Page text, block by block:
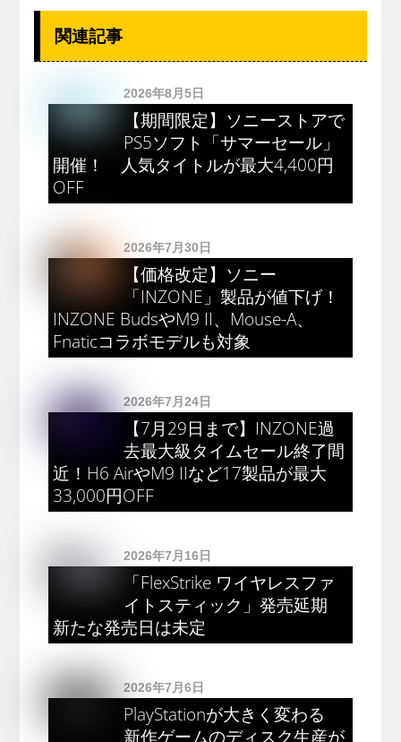
関連記事
2026年8月5日
【期間限定】ソニーストアで
PS5ソフト「サマーセール」
開催！ 人気タイトルが最大4,400円
OFF
2026年7月30日
【価格改定】ソニー
「INZONE」製品が値下げ！
INZONE BudsやM9 II、Mouse-A、
Fnaticコラボモデルも対象
2026年7月24日
【7月29日まで】INZONE過
去最大級タイムセール終了間
近！H6 AirやM9 IIなど17製品が最大
33,000円OFF
2026年7月16日
「FlexStrike ワイヤレスファ
イトスティック」発売延期
新たな発売日は未定
2026年7月6日
PlayStationが大きく変わる
新作ゲームのディスク生産が